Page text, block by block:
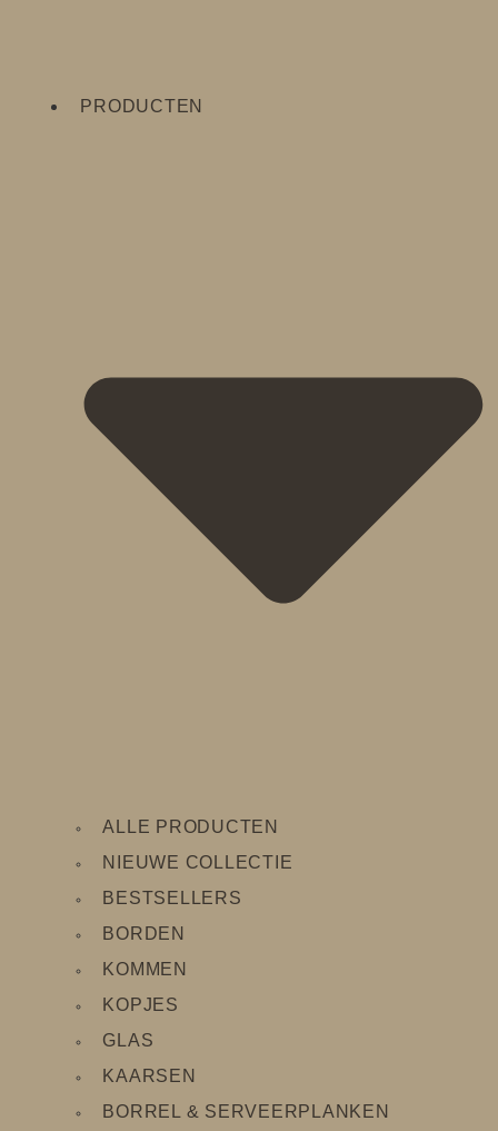
PRODUCTEN
ALLE PRODUCTEN
NIEUWE COLLECTIE
BESTSELLERS
BORDEN
KOMMEN
KOPJES
GLAS
KAARSEN
BORREL & SERVEERPLANKEN